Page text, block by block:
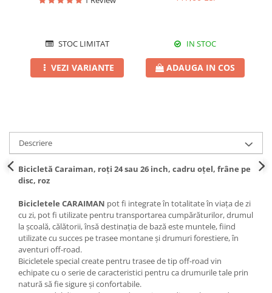
STOC LIMITAT
VEZI VARIANTE
IN STOC
ADAUGA IN COS
Descriere
Bicicletă Caraiman, roți 24 sau 26 inch, cadru oțel, frâne pe
disc, roz
Bicicletele CARAIMAN pot fi integrate în totalitate în viața de zi
cu zi, pot fi utilizate pentru transportarea cumpărăturilor, drumul
la școală, călătorii, însă destinația de bază este muntele, fiind
utilizate cu succes pe trasee montane și drumuri forestiere, în
aventuri off-road.
Bicicletele special create pentru trasee de tip off-road vin
echipate cu o serie de caracteristici pentru ca drumurile tale prin
natură să fie sigure și confortabile.